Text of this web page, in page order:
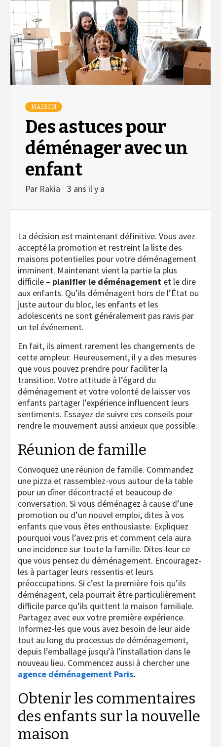
MAISON
Des astuces pour
déménager avec un
enfant
Par Rakia 3 ans il y a
La décision est maintenant définitive. Vous avez
accepté la promotion et restreint la liste des
maisons potentielles pour votre déménagement
imminent. Maintenant vient la partie la plus
difficile – planifier le déménagement et le dire
aux enfants. Qu’ils déménagent hors de l’État ou
juste autour du bloc, les enfants et les
adolescents ne sont généralement pas ravis par
un tel événement.
En fait, ils aiment rarement les changements de
cette ampleur. Heureusement, il y a des mesures
que vous pouvez prendre pour faciliter la
transition. Votre attitude à l’égard du
déménagement et votre volonté de laisser vos
enfants partager l’expérience influencent leurs
sentiments. Essayez de suivre ces conseils pour
rendre le mouvement aussi anxieux que possible.
Réunion de famille
Convoquez une réunion de famille. Commandez
une pizza et rassemblez-vous autour de la table
pour un dîner décontracté et beaucoup de
conversation. Si vous déménagez à cause d’une
promotion ou d’un nouvel emploi, dites à vos
enfants que vous êtes enthousiaste. Expliquez
pourquoi vous l’avez pris et comment cela aura
une incidence sur toute la famille. Dites-leur ce
que vous pensez du déménagement. Encouragez-
les à partager leurs ressentis et leurs
préoccupations. Si c’est la première fois qu’ils
déménagent, cela pourrait être particulièrement
difficile parce qu’ils quittent la maison familiale.
Partagez avec eux votre première expérience.
Informez-les que vous avez besoin de leur aide
tout au long du processus de déménagement,
depuis l’emballage jusqu’à l’installation dans le
nouveau lieu. Commencez aussi à chercher une
agence déménagement Paris.
Obtenir les commentaires
des enfants sur la nouvelle
maison